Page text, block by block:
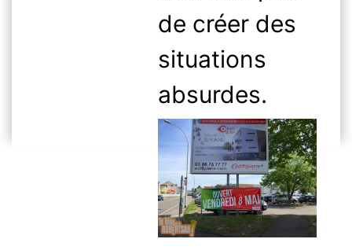
de créer des
situations
absurdes.